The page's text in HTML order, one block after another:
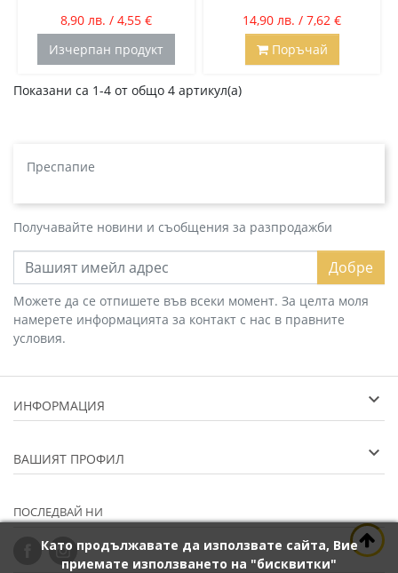
Като продължавате да използвате сайта, Вие
приемате използването на "бисквитки"
8,90 лв. / 4,55 €
Изчерпан продукт
14,90 лв. / 7,62 €
Поръчай
Показани са 1-4 от общо 4 артикул(а)
Преспапие
Получавайте новини и съобщения за разпродажби
Добре
Можете да се отпишете във всеки момент. За целта моля
намерете информацията за контакт с нас в правните
условия.
ИНФОРМАЦИЯ
ВАШИЯТ ПРОФИЛ
ПОСЛЕДВАЙ НИ